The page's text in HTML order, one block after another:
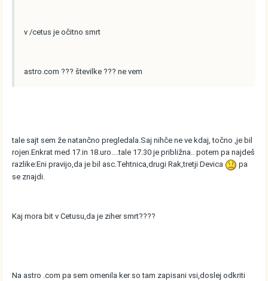
v /cetus je očitno smrt
astro.com ??? številke ??? ne vem
tale sajt sem že natančno pregledala.Saj nihče ne ve kdaj, točno ,je bil
rojen.Enkrat med 17.in 18.uro....tale 17.30 je približna.. potem pa najdeš
razlike:Eni pravijo,da je bil asc.Tehtnica,drugi Rak,tretji Devica
pa
se znajdi.
Kaj mora bit v Cetusu,da je ziher smrt????
Na astro .com pa sem omenila ker so tam zapisani vsi,doslej odkriti